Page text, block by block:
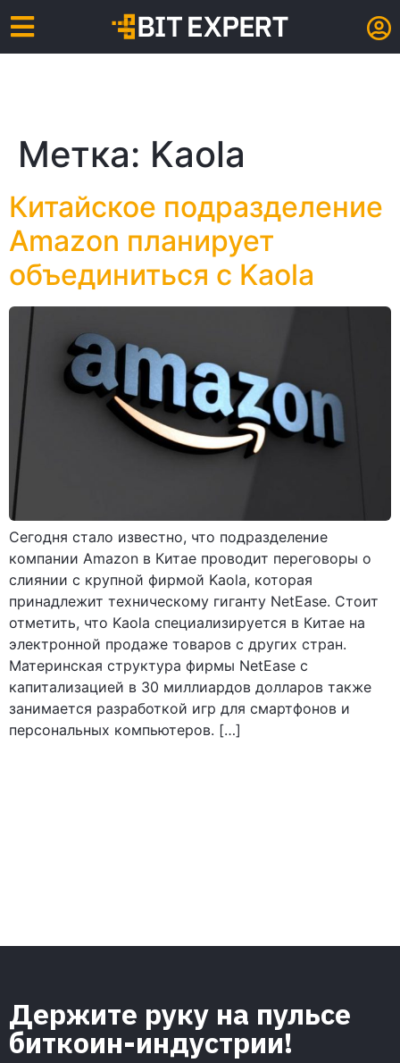
Метка: Kaola
Китайское подразделение
Amazon планирует
объединиться с Kaola
Сегодня стало известно, что подразделение
компании Amazon в Китае проводит переговоры о
слиянии с крупной фирмой Kaola, которая
принадлежит техническому гиганту NetEase. Стоит
отметить, что Kaola специализируется в Китае на
электронной продаже товаров с других стран.
Материнская структура фирмы NetEase с
капитализацией в 30 миллиардов долларов также
занимается разработкой игр для смартфонов и
персональных компьютеров. […]
Держите руку на пульсе
биткоин-индустрии!